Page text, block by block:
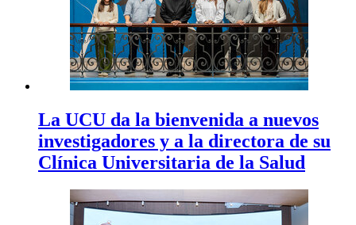
La UCU da la bienvenida a nuevos
investigadores y a la directora de su
Clínica Universitaria de la Salud